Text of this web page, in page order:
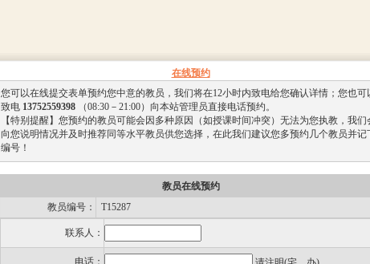
在线预约
您可以在线提交表单预约您中意的教员，我们将在12小时内致电给您确认详情；您也可
致电 13752559398
（08:30－21:00）向本站管理员直接电话预约。
【特别提醒】您预约的教员可能会因多种原因（如授课时间冲突）无法为您执教，我们
向您说明情况并及时推荐同等水平教员供您选择，在此我们建议您多预约几个教员并记
编号！
教员在线预约
教员编号：
T15287
联系人：
电话：